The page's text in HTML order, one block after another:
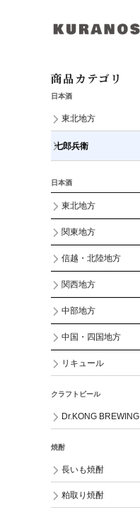
商品カテゴリ
日本酒
東北地方
七郎兵衛
日本酒
東北地方
関東地方
信越・北陸地方
関西地方
中部地方
中国・四国地方
リキュール
クラフトビール
Dr.KONG BREWING
焼酎
長いも焼酎
粕取り焼酎